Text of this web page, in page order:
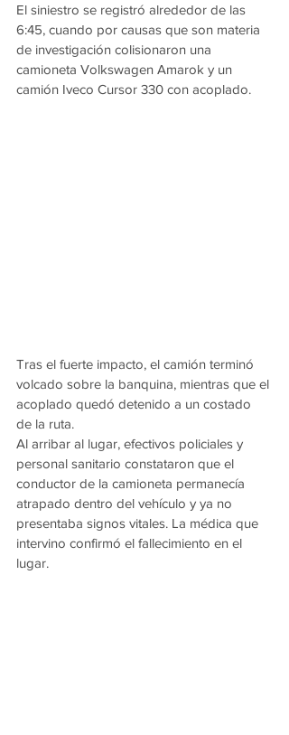
El siniestro se registró alrededor de las
6:45, cuando por causas que son materia
de investigación colisionaron una
camioneta Volkswagen Amarok y un
camión Iveco Cursor 330 con acoplado.
Tras el fuerte impacto, el camión terminó
volcado sobre la banquina, mientras que el
acoplado quedó detenido a un costado
de la ruta.
Al arribar al lugar, efectivos policiales y
personal sanitario constataron que el
conductor de la camioneta permanecía
atrapado dentro del vehículo y ya no
presentaba signos vitales. La médica que
intervino confirmó el fallecimiento en el
lugar.